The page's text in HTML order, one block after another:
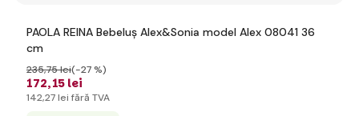
PAOLA REINA Bebeluș Alex&Sonia model Alex 08041 36
cm
172,15 lei
235,75 lei(-27 %)
142,27 lei fără TVA